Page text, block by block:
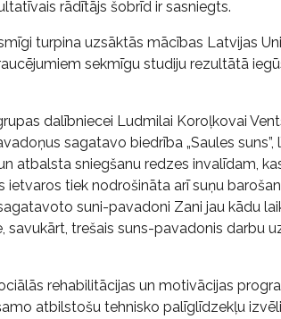
rādītājs šobrīd ir sasniegts.
turpina uzsāktās mācības Latvijas
sekmīgu studiju rezultātā
dalībniecei Ludmilai Koroļkovai
sagatavo biedrība „Saules suns”,
atbalsta sniegšanu redzes invalīdam,
tiek nodrošināta arī suņu
suni-pavadoni Zani jau kādu
trešais suns-pavadonis darbu
rehabilitācijas un motivācijas
atbilstošu tehnisko palīglīdzekļu